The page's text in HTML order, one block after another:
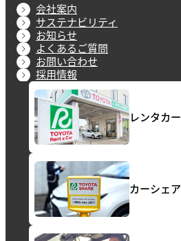
会社案内
サステナビリティ
お知らせ
よくあるご質問
お問い合わせ
採用情報
レンタカー
カーシェア